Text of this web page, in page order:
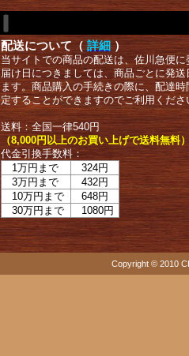
配送について（ 詳細 ）
当サイトでの商品の配送は、佐川急便
届け日につきましては、商品ごとに発
ます。商品購入の手続きの際に、配達
定することができますのでご利用くださ
送料：全国一律540円
（8,000円以上のお買い上げで送料無料
代金引換手数料：
1万円まで
324円
3万円まで
432円
10万円まで
648円
30万円まで
1080円
Copyright © 2010